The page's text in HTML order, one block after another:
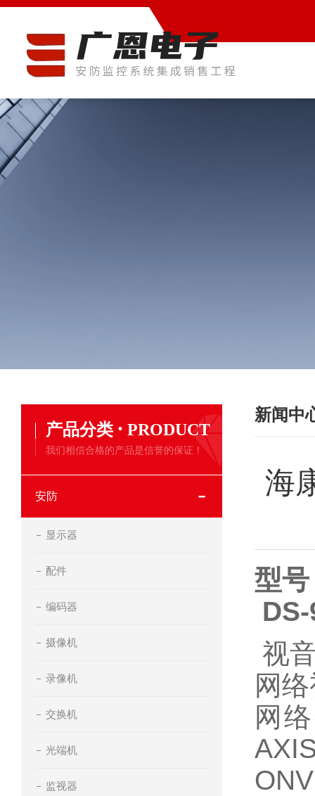
产品分类 · PRODUCT
我们相信合格的产品是信誉的保证！
安防
显示器
配件
编码器
摄像机
录像机
交换机
光端机
监视器
新闻中
海
型
视
网
网